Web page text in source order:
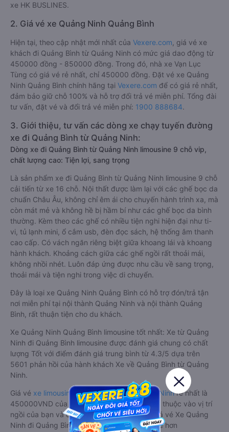
xe HK BUSLINES.
2. Giá vé xe Quảng Ninh Quảng Bình
Hiện tại, theo cập nhật mới nhất của Vexere.com , giá vé xe
khách đi Quảng Bình từ Quảng Ninh có mức giá dao động từ
450000 đồng - 850000 đồng. Trong đó, nhà xe Vạn Lục
Tùng có giá vé rẻ nhất, chỉ 450000 đồng. Đặt vé xe Quảng
Ninh Quảng Bình chính hãng tại Vexere.com để có giá rẻ nhất,
đảm bảo giữ chỗ 100% và hỗ trợ đổi trả vé miễn phí. Tổng đài
tư vấn, đặt vé và đổi trả vé miễn phí: 1900 888684.
3. Giới thiệu, tư vấn các dòng xe chạy tuyến đường
xe đi Quảng Bình từ Quảng Ninh:
Dòng xe đi Quảng Bình từ Quảng Ninh limousine 9 chỗ vip,
chất lượng cao: Tiện lợi, sang trọng
Là sản phẩm xe đi Quảng Bình từ Quảng Ninh limousine 9 chỗ
cải tiến từ xe 16 chỗ. Nội thất được làm lại với các ghế bọc da
chuẩn Châu Âu, không chỉ êm ái cho chuyến hành trình xa, mà
còn mát mẻ và không hề bị hầm bí như các ghế bọc da bình
thường. Kèm theo các ghế có nhiều tiện nghi hiện đại như ti-
vi, tủ lạnh mini, ổ cắm usb, đèn đọc sách, hệ thống âm thanh
cao cấp. Có vách ngăn riêng biệt giữa khoang lái và khoang
hành khách. Khoảng cách giữa các ghế ngồi rất thoải mái,
không nhồi nhét. Luôn đáp ứng được nhu cầu về sang trọng,
thoải mái và tiện nghi trong việc di chuyển.
Đây là loại xe Quảng Ninh Quảng Bình có hỗ trợ đón/trả tận
nơi miễn phí tại nội thành Quảng Ninh và nội thành Quảng
Bình, rất thuận tiện cho du khách.
Xe Quảng Ninh Quảng Bình limousine tốt nhất: Xe từ Quảng
Ninh đi Quảng Bình limousine được đánh giá chung có chất
lượng Tốt với điểm đánh giá trung bình từ 4.3/5 dựa trên
5601 phản hồi của hành khách Xe về Quảng Bình từ Quảng
Ninh.
Giá vé xe limousine đi Quảng Bình từ Quảng Ninhrẻ nhất là
450000VND của hãng xe Vạn Lục Tùng. Tùy thuộc vào vị trí
ngồi của bạn và chương trình khuyến mãi, giá vé Xe Quảng
Ninh đi Quảng Bình limousine này có thể sẽ rẻ hơn